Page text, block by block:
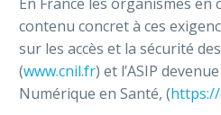
contenu concret à ces
sur les accès et la sécurité
(www.cnil.fr) et l’ASIP
Numérique en Santé, (